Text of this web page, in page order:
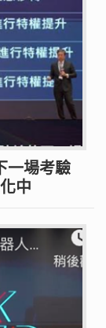
一場考驗
中